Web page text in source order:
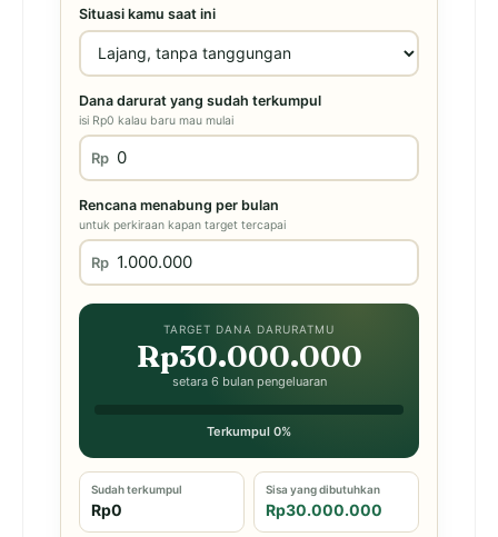
Situasi kamu saat ini
Dana darurat yang sudah terkumpul
isi Rp0 kalau baru mau mulai
Rp
Rencana menabung per bulan
untuk perkiraan kapan target tercapai
Rp
TARGET DANA DARURATMU
Rp30.000.000
setara 6 bulan pengeluaran
Terkumpul 0%
Sudah terkumpul
Rp0
Sisa yang dibutuhkan
Rp30.000.000